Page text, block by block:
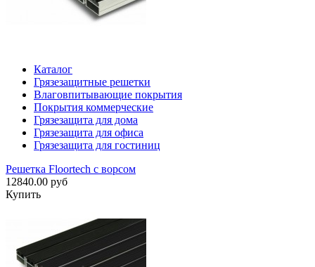
Каталог
Грязезащитные решетки
Влаговпитывающие покрытия
Покрытия коммерческие
Грязезащита для дома
Грязезащита для офиса
Грязезащита для гостиниц
Решетка Floortech с ворсом
12840.00 руб
Купить